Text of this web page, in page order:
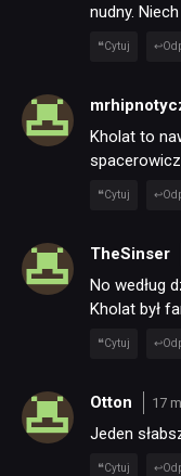
nudny.
Cytuj
Kholat to
spacerowicz
Cytuj
TheSinser
No według
Kholat był
Cytuj
Otton 17
Jeden
Cytuj